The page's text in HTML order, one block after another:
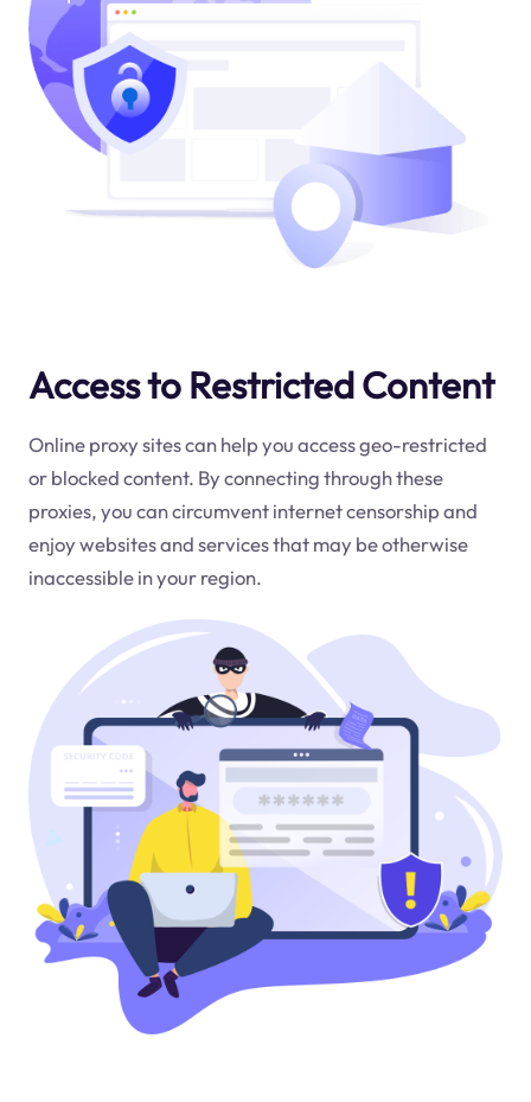
Access to Restricted Content
Online proxy sites can help you access geo-restricted
or blocked content. By connecting through these
proxies, you can circumvent internet censorship and
enjoy websites and services that may be otherwise
inaccessible in your region.